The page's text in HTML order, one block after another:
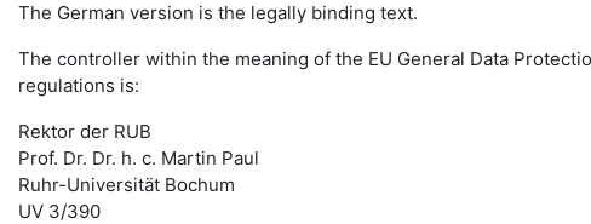
The German version is the legally binding text.
The controller within the meaning of the EU General Data
regulations is:
Rektor der RUB
Prof. Dr. Dr. h. c. Martin Paul
Ruhr-Universität Bochum
UV 3/390